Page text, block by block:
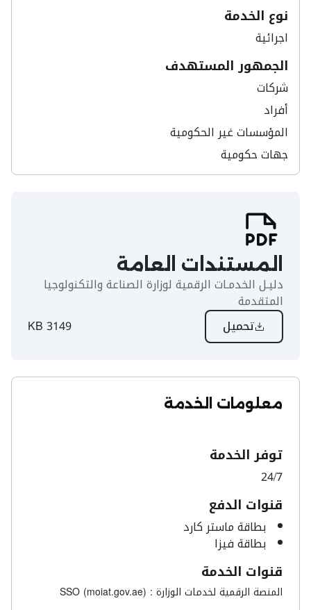
نوع الخدمة
اجرائية
الجمهور المستهدف
شركات
أفراد
المؤسسات غير الحكومية
جهات حكومية
المستندات العامة
دليـل الخدمـات الرقمية لوزارة الصناعة والتكنولوجيا
المتقدمة
تحميل
3149 KB
معلومات الخدمة
توفر الخدمة
24/7
قنوات الدفع
بطاقة ماستر كارد
بطاقة فيزا
قنوات الخدمة
المنصة الرقمية لخدمات الوزارة : SSO (moiat.gov.ae)